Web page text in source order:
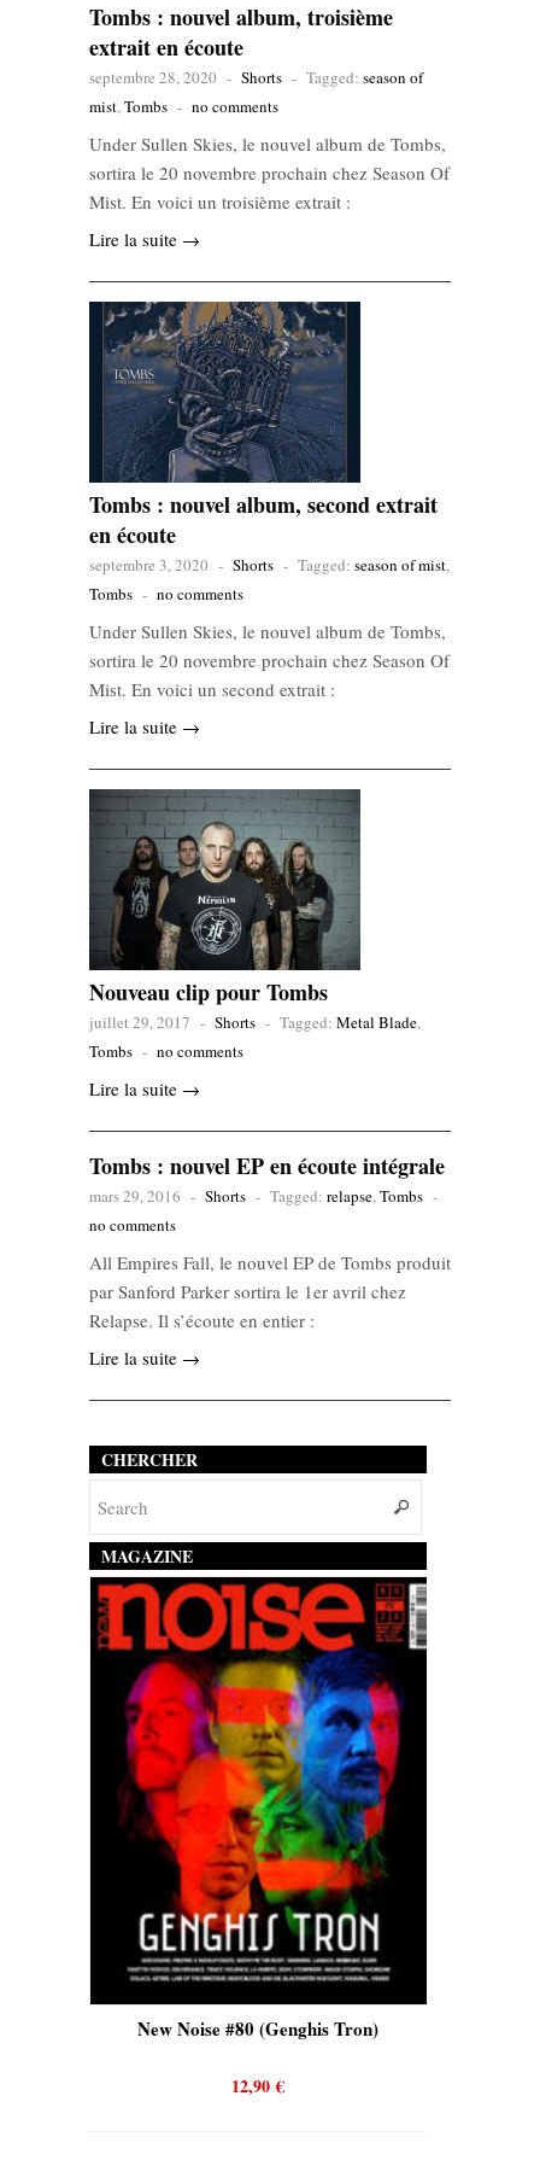
Tombs : nouvel album, troisième
extrait en écoute
septembre 28, 2020 - Shorts - Tagged: season of
mist,Tombs - no comments
Under Sullen Skies, le nouvel album de Tombs,
sortira le 20 novembre prochain chez Season Of
Mist. En voici un troisième extrait :
Lire la suite →
Tombs : nouvel album, second extrait
en écoute
septembre 3, 2020 - Shorts - Tagged: season of mist,
Tombs - no comments
Under Sullen Skies, le nouvel album de Tombs,
sortira le 20 novembre prochain chez Season Of
Mist. En voici un second extrait :
Lire la suite →
Nouveau clip pour Tombs
juillet 29, 2017 - Shorts - Tagged: Metal Blade,
Tombs - no comments
Lire la suite →
Tombs : nouvel EP en écoute intégrale
mars 29, 2016 - Shorts - Tagged: relapse,Tombs -
no comments
All Empires Fall, le nouvel EP de Tombs produit
par Sanford Parker sortira le 1er avril chez
Relapse. Il s’écoute en entier :
Lire la suite →
CHERCHER
MAGAZINE
New Noise #80 (Genghis Tron)
12,90€